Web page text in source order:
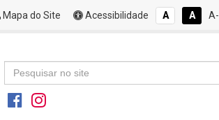
Mapa do Site Acessibilidade A A A-